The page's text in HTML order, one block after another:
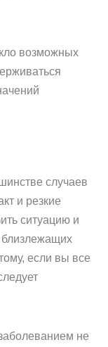
возможных
случаев
и резкие
ситуацию и
близлежащих
если вы все
не